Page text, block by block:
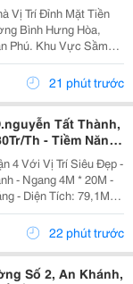
Vị Trí Đỉnh Mặt Tiền
Bình Hưng Hòa,
Phú. Khu Vực Sầm
Chuyển Ra Lê Trọng
Chiều Ngang 4M
21 phút trước
Tất Thành,
Th - Tiềm Năng
Tất Thành
4 Với Vị Trí Siêu Đẹp -
- Ngang 4M * 20M -
- Diện Tích: 79,1M2.
Khoán Chdv:
22 phút trước
Số 2, An Khánh,